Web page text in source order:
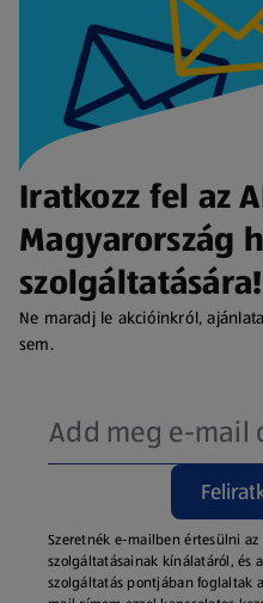
Iratkozz fel az
Magyarország
szolgáltatására!
Ne maradj le akcióinkról,
sem.
Szeretnék e-mailben értesülni az
szolgáltatásainak kínálatáról, és
szolgáltatás pontjában foglaltak